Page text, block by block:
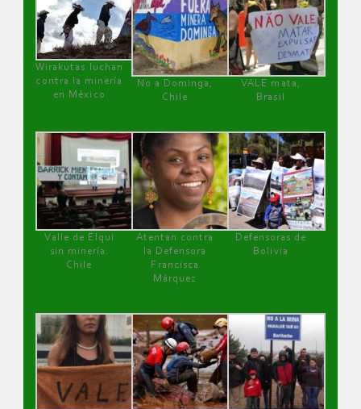
Wirakutas luchan
contra la minería
en México
No a Dominga,
Chile
VALE mata,
Brasil
Valle de Elqui
sin minería.
Chile
Atentan contra
la Defensora
Francisca
Márquez
Defensoras de
Bolivia